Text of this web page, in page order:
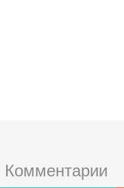
Комментарии